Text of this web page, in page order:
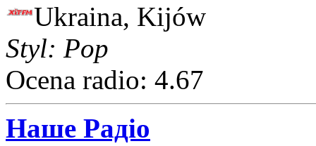
Ukraina, Kijów
Styl: Pop
Ocena radio: 4.67
Наше Радіо